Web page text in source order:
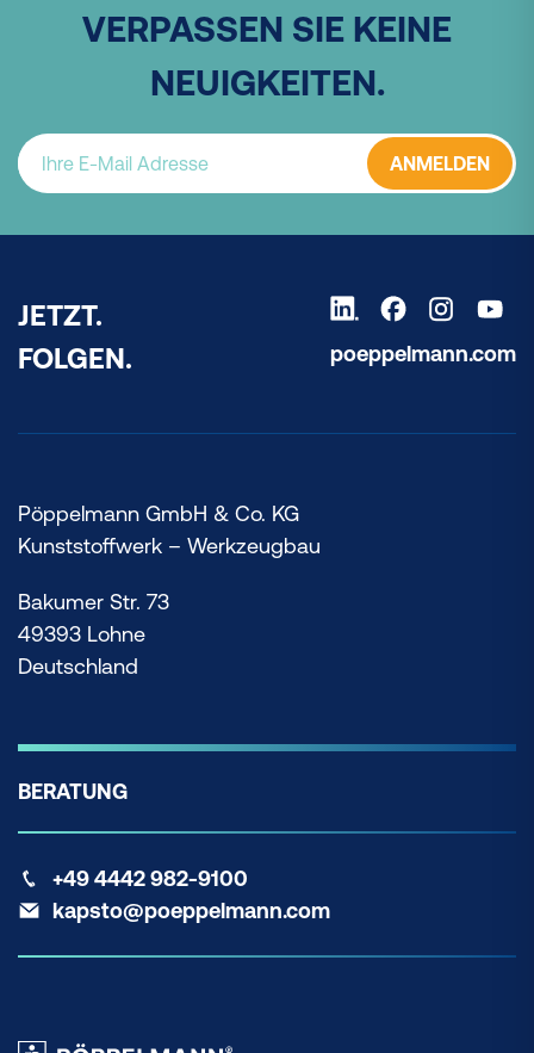
VERPASSEN SIE KEINE
NEUIGKEITEN.
ANMELDEN
JETZT.
FOLGEN.
poeppelmann.com
Pöppelmann GmbH & Co. KG
Kunststoffwerk – Werkzeugbau
Bakumer Str. 73
49393 Lohne
Deutschland
BERATUNG
+49 4442 982-9100
kapsto@poeppelmann.com